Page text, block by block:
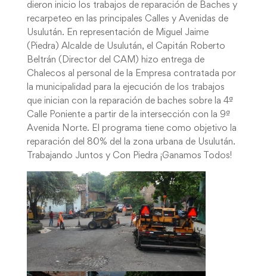
dieron inicio los trabajos de reparación de Baches y
recarpeteo en las principales Calles y Avenidas de
Usulután. En representación de Miguel Jaime
(Piedra) Alcalde de Usulután, el Capitán Roberto
Beltrán (Director del CAM) hizo entrega de
Chalecos al personal de la Empresa contratada por
la municipalidad para la ejecución de los trabajos
que inician con la reparación de baches sobre la 4ª
Calle Poniente a partir de la intersección con la 9ª
Avenida Norte. El programa tiene como objetivo la
reparación del 80% del la zona urbana de Usulután.
Trabajando Juntos y Con Piedra ¡Ganamos Todos!